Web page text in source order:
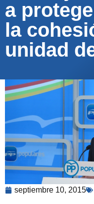
a
la
unidad
septiembre 10, 2015